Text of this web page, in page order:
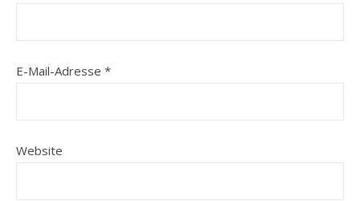
E-Mail-Adresse *
Website